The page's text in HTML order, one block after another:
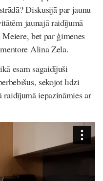
Diskusijā par jaunu
jaunajā raidījumā
bet par ģimenes
Alina Zela.
esam sagaidījuši
sekojot līdzi
iepazināmies ar